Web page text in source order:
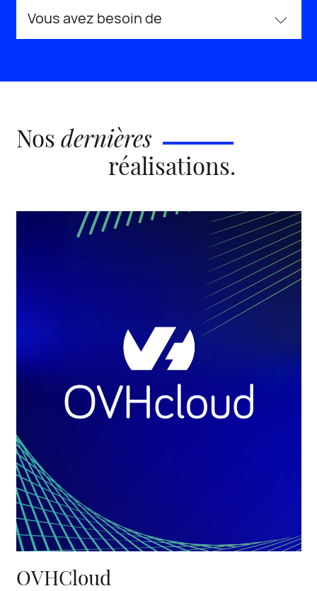
Vous avez besoin de
Nos dernières
réalisations.
Un film d’ouverture de keynote percutant pour OVHcloud
OVHCloud